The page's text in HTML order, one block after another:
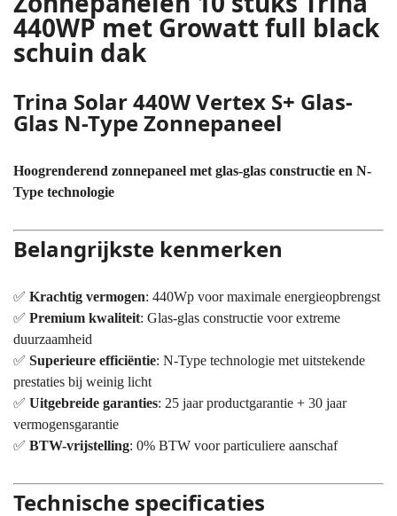
440WP met Growatt full black
schuin dak
Trina Solar 440W Vertex S+ Glas-
Glas N-Type Zonnepaneel
Hoogrenderend zonnepaneel met glas-glas constructie en N-
Type technologie
Belangrijkste kenmerken
✅ Krachtig vermogen: 440Wp voor maximale energieopbrengst
✅ Premium kwaliteit: Glas-glas constructie voor extreme
duurzaamheid
✅ Superieure efficiëntie: N-Type technologie met uitstekende
prestaties bij weinig licht
✅ Uitgebreide garanties: 25 jaar productgarantie + 30 jaar
vermogensgarantie
✅ BTW-vrijstelling: 0% BTW voor particuliere aanschaf
Technische specificaties